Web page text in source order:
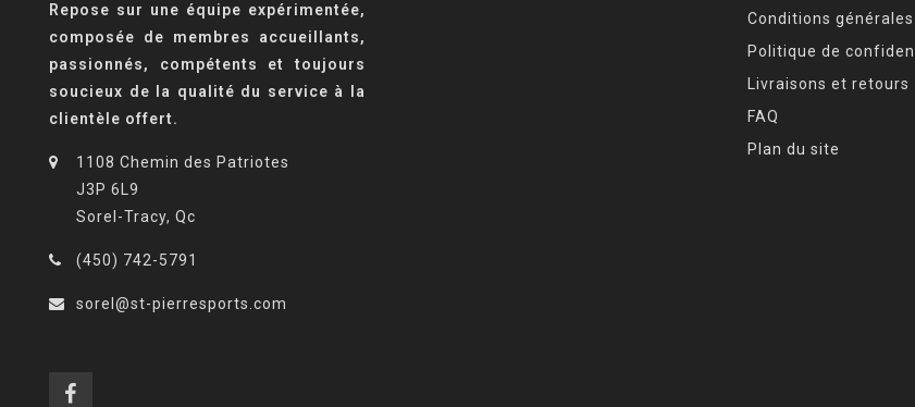
Repose sur une équipe expérimentée,
composée de membres accueillants,
passionnés, compétents et toujours
soucieux de la qualité du service à la
clientèle offert.
1108 Chemin des Patriotes
J3P 6L9
Sorel-Tracy, Qc
(450) 742-5791
sorel@st-pierresports.com
Conditions générales
Politique de
Livraisons et retours
FAQ
Plan du site